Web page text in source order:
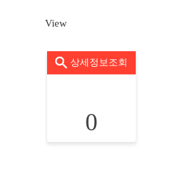
View
상세정보조회
0